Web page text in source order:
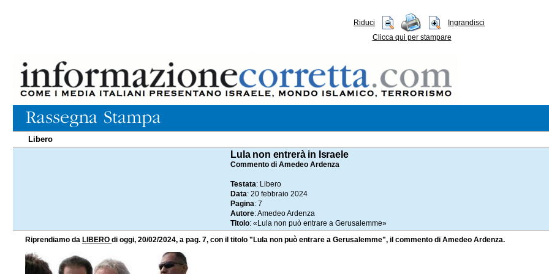
Riduci
Ingrandisci
Clicca qui per stampare
Libero
Lula non entrerà in Israele
Commento di Amedeo Ardenza
Testata: Libero
Data: 20 febbraio 2024
Pagina: 7
Autore: Amedeo Ardenza
Titolo: «Lula non può entrare a Gerusalemme»
Riprendiamo da LIBERO di oggi, 20/02/2024, a pag. 7, con il titolo "Lula non può entrare a Gerusalemme", il commento di Amedeo Ardenza.